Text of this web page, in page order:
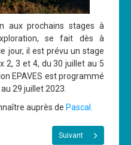
aux prochains stages à
se fait dès à
jour, il est prévu un stage
2, 3 et 4, du 30 juillet au 5
EPAVES est programmé
29 juillet 2023.
auprès de Pascal.
Suivant